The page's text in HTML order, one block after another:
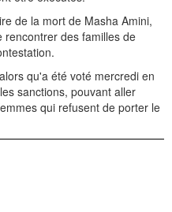
de la mort de Masha Amini,
rencontrer des familles de
qu'a été voté mercredi en
sanctions, pouvant aller
qui refusent de porter le